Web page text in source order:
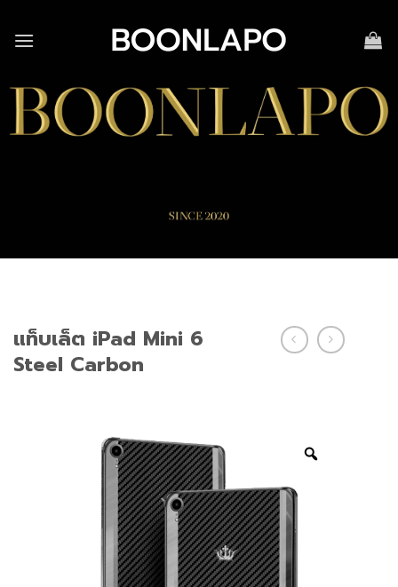
content
แท็บเล็ต iPad Mini 6
Steel Carbon